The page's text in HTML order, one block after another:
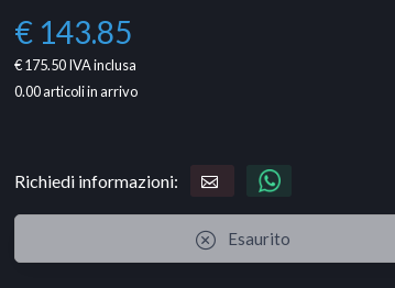
€ 143.85
€ 175.50IVA inclusa
0.00articoli in arrivo
Richiedi informazioni:
Esaurito